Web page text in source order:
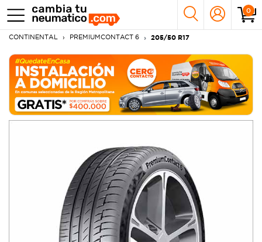
0
CONTINENTAL PREMIUMCONTACT 6 205/50 R17